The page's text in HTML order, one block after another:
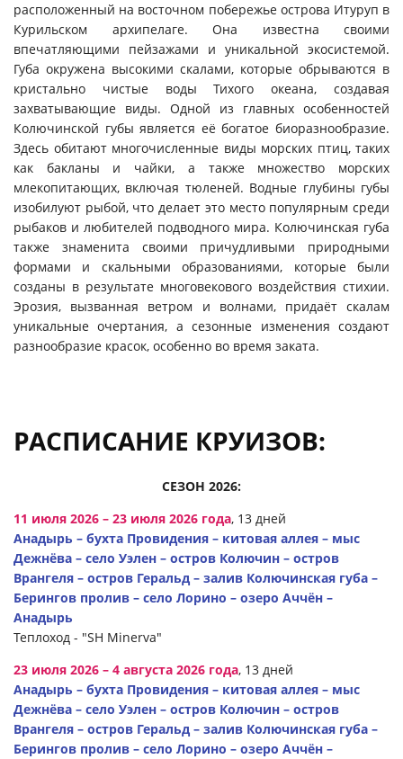
расположенный на восточном побережье острова Итуруп в
Курильском архипелаге. Она известна своими
впечатляющими пейзажами и уникальной экосистемой.
Губа окружена высокими скалами, которые обрываются в
кристально чистые воды Тихого океана, создавая
захватывающие виды. Одной из главных особенностей
Колючинской губы является её богатое биоразнообразие.
Здесь обитают многочисленные виды морских птиц, таких
как бакланы и чайки, а также множество морских
млекопитающих, включая тюленей. Водные глубины губы
изобилуют рыбой, что делает это место популярным среди
рыбаков и любителей подводного мира. Колючинская губа
также знаменита своими причудливыми природными
формами и скальными образованиями, которые были
созданы в результате многовекового воздействия стихии.
Эрозия, вызванная ветром и волнами, придаёт скалам
уникальные очертания, а сезонные изменения создают
разнообразие красок, особенно во время заката.
РАСПИСАНИЕ КРУИЗОВ:
СЕЗОН 2026:
11 июля 2026 – 23 июля 2026 года, 13 дней
Анадырь – бухта Провидения – китовая аллея – мыс
Дежнёва – село Уэлен – остров Колючин – остров
Врангеля – остров Геральд – залив Колючинская губа –
Берингов пролив – село Лорино – озеро Аччён –
Анадырь
Теплоход - "SH Minerva"
23 июля 2026 – 4 августа 2026 года, 13 дней
Анадырь – бухта Провидения – китовая аллея – мыс
Дежнёва – село Уэлен – остров Колючин – остров
Врангеля – остров Геральд – залив Колючинская губа –
Берингов пролив – село Лорино – озеро Аччён –